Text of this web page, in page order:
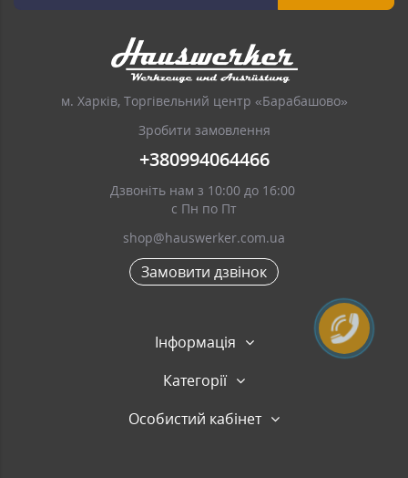
м. Харків, Торгівельний центр «Барабашово»
Зробити замовлення
+380994064466
Дзвоніть нам з 10:00 до 16:00
с Пн по Пт
shop@hauswerker.com.ua
Замовити дзвінок
Інформація
Категорії
Особистий кабінет